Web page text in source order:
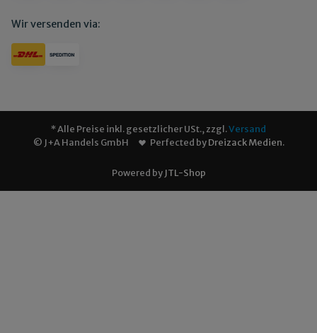
Wir versenden via:
* Alle Preise inkl. gesetzlicher USt., zzgl.Versand
© J+A Handels GmbH
Perfected byDreizack Medien.
Powered by JTL-Shop